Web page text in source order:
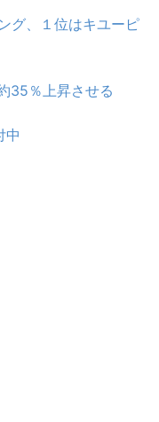
グ、１位はキユーピ
35％上昇させる
中